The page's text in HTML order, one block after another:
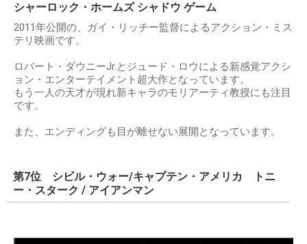
シャーロック・ホームズ シャドウ ゲーム
2011年公開の、ガイ・リッチー監督によるアクション・ミス
テリ映画です。
ロバート・ダウニーJr.とジュード・ロウによる新感覚アクシ
ョン・エンターテイメント超大作となっています。
もう一人の天才が現れ新キャラのモリアーティ教授にも注目
です。
また、エンディングも目が離せない展開となっています。
第7位 シビル・ウォー/キャプテン・アメリカ トニ
ー・スターク / アイアンマン